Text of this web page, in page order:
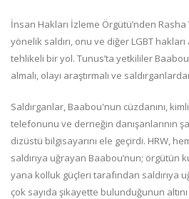
İnsan Hakları İzleme Örgütü’nden
yönelik saldırı, onu ve diğer LGBT
tehlikeli bir yol. Tunus’ta yetkililer
almalı, olayı araştırmalı ve
Saldırganlar, Baabou'nun cüzdanını,
telefonunu ve derneğin danışanlarının
dizüstü bilgisayarını ele geçirdi. HRW,
saldırıya uğrayan Baabou’nun; örgütün
yana kolluk güçleri tarafından saldırıya
çok sayıda şikayette bulunduğunun